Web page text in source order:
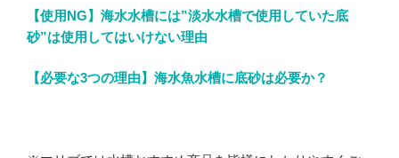
【使用NG】海水水槽には”淡水水槽で使用していた底
砂”は使用してはいけない理由
【必要な3つの理由】海水魚水槽に底砂は必要か？